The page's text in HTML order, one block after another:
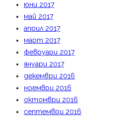
юни 2017
май 2017
април 2017
март 2017
февруари 2017
януари 2017
декември 2016
ноември 2016
октомври 2016
септември 2016